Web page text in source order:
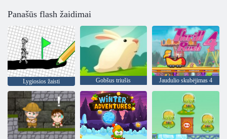
Panašūs flash žaidimai
Lygiosios žaisti Gobšus triušis Jaudulio skubėjimas 4